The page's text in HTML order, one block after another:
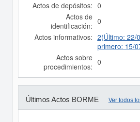
Actos de depósitos: 0
Actos de
identificación: 0
Actos informativos: 2(Último: 22/
primero: 15/
Actos sobre
procedimientos: 0
Últimos Actos BORME Ver todos